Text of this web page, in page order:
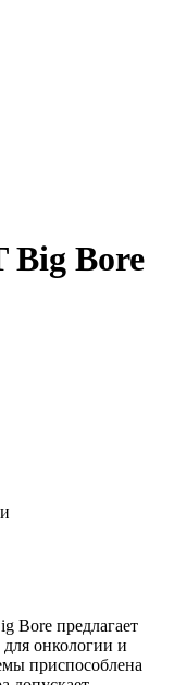
Big Bore
Bore предлагает
онкологии и
приспособлена